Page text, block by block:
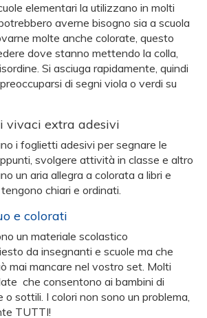
elementari la utilizzano in molti
averne bisogno sia a scuola
molte anche colorate, questo
dove stanno mettendo la colla,
Si asciuga rapidamente, quindi
di segni viola o verdi su
vivaci extra adesivi
i foglietti adesivi per segnare le
svolgere attività in classe e altro
un aria allegra a colorata a libri e
chiari e ordinati.
e colorati
un materiale scolastico
da insegnanti e scuole ma che
mai mancare nel vostro set. Molti
che consentono ai bambini di
o sottili. I colori non sono un problema,
TUTTI!